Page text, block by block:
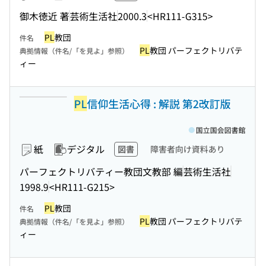
御木徳近 著芸術生活社2000.3<HR111-G315>
件名 PL教団
典拠情報（件名/「を見よ」参照） PL教団 パーフェクトリバテ
ィー
PL信仰生活心得 : 解説 第2改訂版
紙 デジタル 図書 障害者向け資料あり
パーフェクトリバティー教団文教部 編芸術生活社
1998.9<HR111-G215>
国立国会図書館
件名 PL教団
典拠情報（件名/「を見よ」参照） PL教団 パーフェクトリバテ
ィー